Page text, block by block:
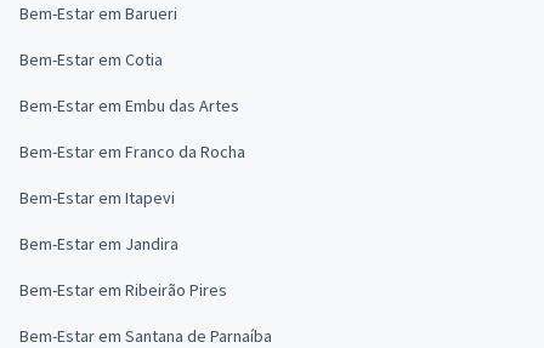
Bem-Estar em Barueri
Bem-Estar em Cotia
Bem-Estar em Embu das Artes
Bem-Estar em Franco da Rocha
Bem-Estar em Itapevi
Bem-Estar em Jandira
Bem-Estar em Ribeirão Pires
Bem-Estar em Santana de Parnaíba